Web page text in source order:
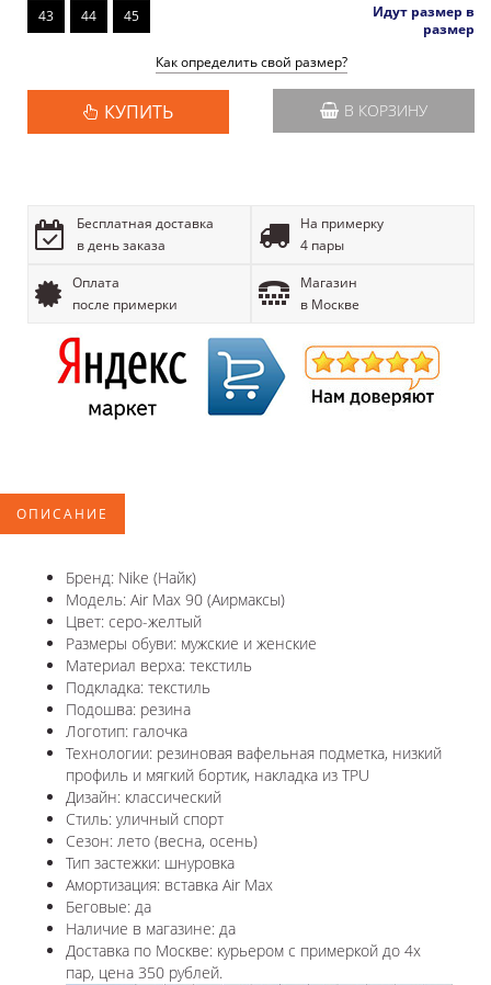
43 44 45
Идут размер в
размер
Как определить свой размер?
КУПИТЬ В КОРЗИНУ
Бесплатная доставка
в день заказа
На примерку
4 пары
Оплата
после примерки
Магазин
в Москве
ОПИСАНИЕ
Бренд: Nike (Найк)
Модель: Air Max 90 (Аирмаксы)
Цвет: серо-желтый
Размеры обуви: мужские и женские
Материал верха: текстиль
Подкладка: текстиль
Подошва: резина
Логотип: галочка
Технологии: резиновая вафельная подметка, низкий
профиль и мягкий бортик, накладка из TPU
Дизайн: классический
Стиль: уличный спорт
Сезон: лето (весна, осень)
Тип застежки: шнуровка
Амортизация: вставка Air Max
Беговые: да
Наличие в магазине: да
Доставка по Москве: курьером с примеркой до 4х
пар, цена 350 рублей.